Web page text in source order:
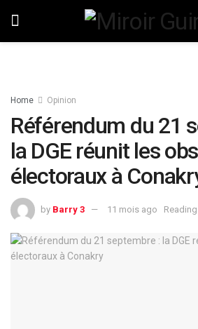
Home Opinion
Référendum du 21
la DGE réunit les
électoraux à
by Barry 3 11 mois ago